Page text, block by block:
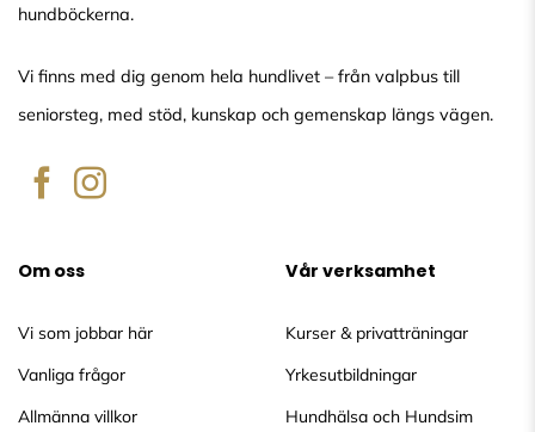
hundböckerna.
Vi finns med dig genom hela hundlivet – från valpbus till
seniorsteg, med stöd, kunskap och gemenskap längs vägen.
Om oss
Vi som jobbar här
Vanliga frågor
Allmänna villkor
Vår verksamhet
Kurser & privatträningar
Yrkesutbildningar
Hundhälsa och Hundsim